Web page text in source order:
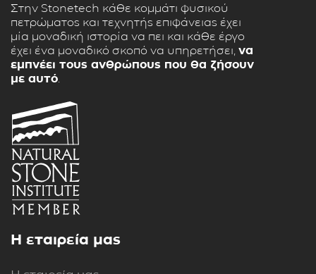
Στην Stonetech κάθε κομμάτι φυσικού
πετρώματος και τεχνητής επιφάνειας έχει
μία μοναδική ιστορία να πει και κάθε έργο
έχει ένα μοναδικό σκοπό να υπηρετήσει, να
εμπνέει τους ανθρώπους που θα ζήσουν
με αυτό
Η εταιρεία μας